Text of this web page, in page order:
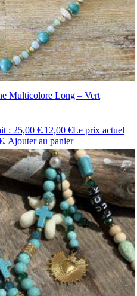
Multicolore Long – Vert
: 25,00 €.12,00 €Le prix actuel
Ajouter au panier